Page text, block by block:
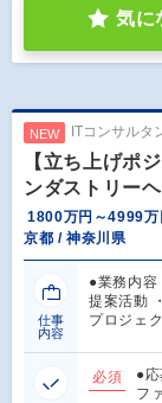
気に
NEW ITコンサルタ
【立ち上げポ
ンダストリー
1800万円～4999万
京都 / 神奈川県
仕事
内容
●業務内容
提案活動
プロジェ
必須
●
フ